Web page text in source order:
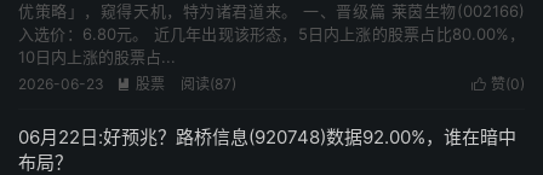
优策略」，窥得天机，特为诸君道来。 一、晋级篇 莱茵生物(002166)
入选价：6.80元。 近几年出现该形态，5日内上涨的股票占比80.00%，
10日内上涨的股票占...
 赞(0)
2026-06-23  股票 阅读(87)
06月22日:好预兆？路桥信息(920748)数据92.00%，谁在暗中
布局？